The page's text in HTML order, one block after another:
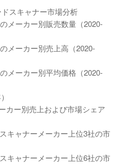
スキャナー市場分析
メーカー別販売数量（2020-
メーカー別売上高（2020-
メーカー別平均価格（2020-
カー別売上および市場シェア
キャナーメーカー上位3社の市
キャナーメーカー上位6社の市